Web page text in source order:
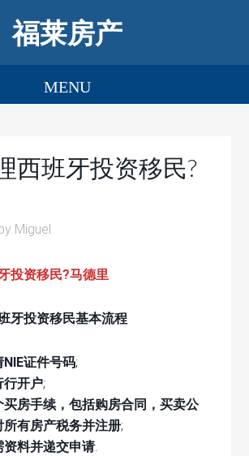
福莱房产
西班牙投资移民?
Miguel
投资移民?马德里
牙投资移民基本流程
证件号码;
行开户;
买房手续，包括购房合同，买卖公
所有房产税务并注册;
资料并递交申请.